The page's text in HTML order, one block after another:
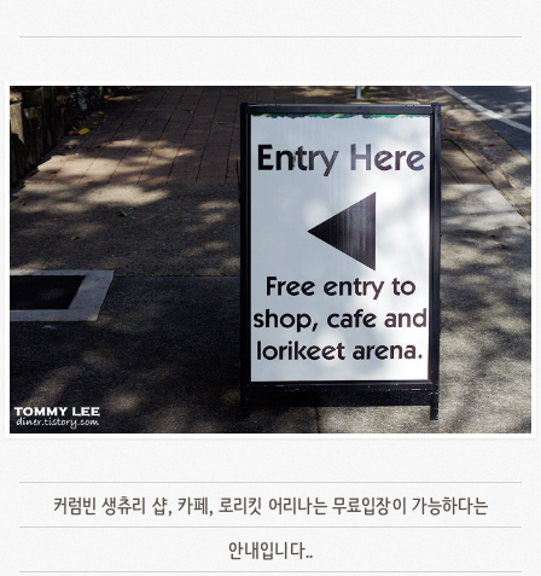
커럼빈 생츄리 샵, 카페, 로리킷 어리나는 무료입장이 가능하다는
안내입니다..